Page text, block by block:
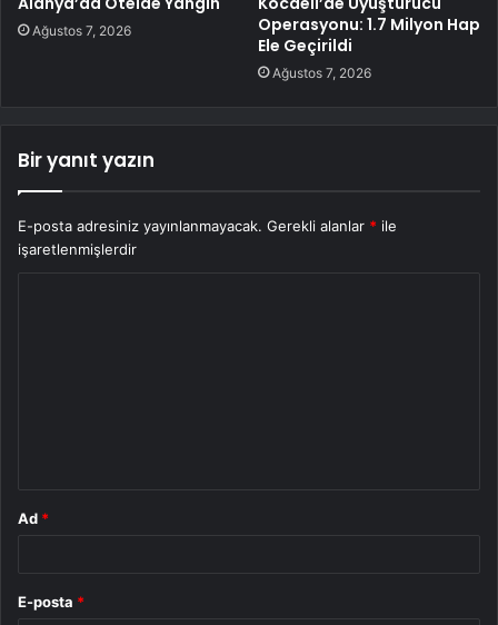
Ağustos 7, 2026
Operasyonu: 1.7 Milyon Hap
Ele Geçirildi
Ağustos 7, 2026
Bir yanıt yazın
E-posta adresiniz yayınlanmayacak. Gerekli alanlar * ile
işaretlenmişlerdir
Ad *
E-posta *